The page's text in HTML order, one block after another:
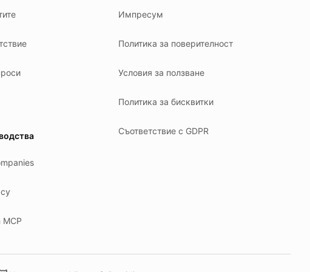
MCP
Импресум
Политика за поверителност
Условия за ползване
Политика за бисквитки
Съответствие с GDPR